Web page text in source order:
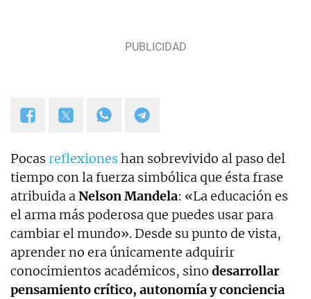
Pocas reflexiones han sobrevivido al paso del
tiempo con la fuerza simbólica que ésta frase
atribuida aNelson Mandela: «La educación es
el arma más poderosa que puedes usar para
cambiar el mundo». Desde su punto de vista,
aprender no era únicamente adquirir
conocimientos académicos, sino desarrollar
pensamiento crítico, autonomía y conciencia